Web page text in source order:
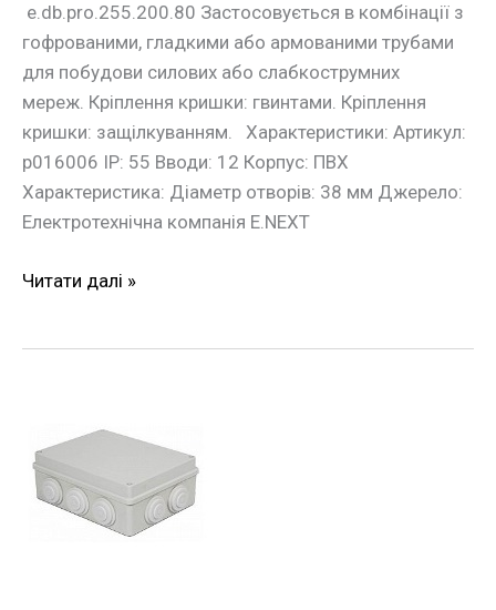
e.db.pro.255.200.80 Застосовується в комбінації з
гофрованими, гладкими або армованими трубами
для побудови силових або слабкострумних
мереж. Кріплення кришки: гвинтами. Кріплення
кришки: защілкуванням. Характеристики: Артикул:
p016006 IP: 55 Вводи: 12 Корпус: ПВХ
Характеристика: Діаметр отворів: 38 мм Джерело:
Електротехнічна компанія E.NEXT
Читати далі »
коробка
e.db.pro.150.110.70